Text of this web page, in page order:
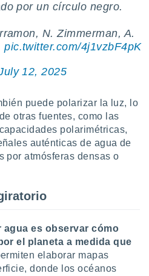
por un círculo negro.
N. Zimmerman, A.
pic.twitter.com/4j1vzbF4pK
12, 2025
puede polarizar la luz, lo
otras fuentes, como las
polarimétricas,
auténticas de agua de
por atmósferas densas o
agua es observar cómo
el planeta a medida que
elaborar mapas
donde los océanos